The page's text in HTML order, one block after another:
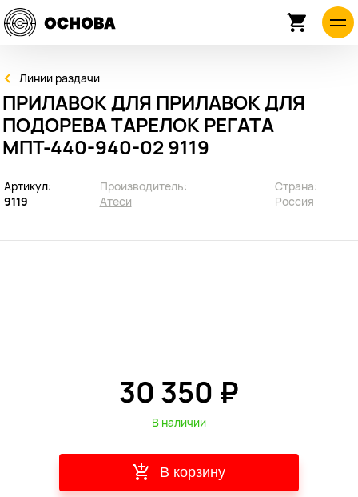
Линии раздачи
ПРИЛАВОК ДЛЯ ПРИЛАВОК ДЛЯ
ПОДОРЕВА ТАРЕЛОК РЕГАТА
МПТ-440-940-02 9119
Артикул:
9119
Производитель:
Атеси
Страна:
Россия
30 350 ₽
В наличии
В корзину